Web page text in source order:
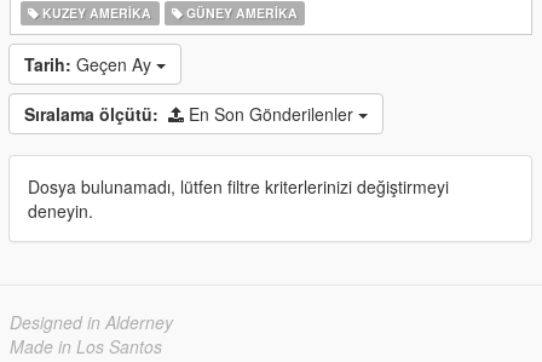
KUZEY AMERIKA
GÜNEY AMERIKA
Tarih: Geçen Ay
Sıralama ölçütü: En Son Gönderilenler
Dosya bulunamadı, lütfen filtre kriterlerinizi değiştirmeyi
deneyin.
Designed in Alderney
Made in Los Santos